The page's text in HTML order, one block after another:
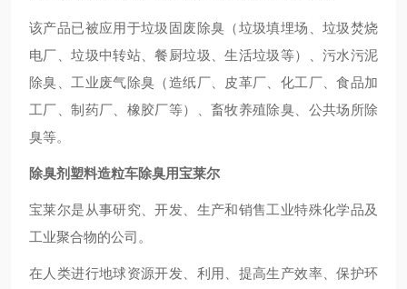
该产品已被应用于垃圾固废除臭（垃圾填埋场、垃圾焚烧
电厂、垃圾中转站、餐厨垃圾、生活垃圾等）、污水污泥
除臭、工业废气除臭（造纸厂、皮革厂、化工厂、食品加
工厂、制药厂、橡胶厂等）、畜牧养殖除臭、公共场所除
臭等。
除臭剂塑料造粒车除臭用宝莱尔
宝莱尔是从事研究、开发、生产和销售工业特殊化学品及
工业聚合物的公司。
在人类进行地球资源开发、利用、提高生产效率、保护环